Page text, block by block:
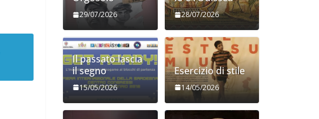
29/07/2026 28/07/2026
Il passato lascia
il segno
15/05/2026
Esercizio di stile
14/05/2026